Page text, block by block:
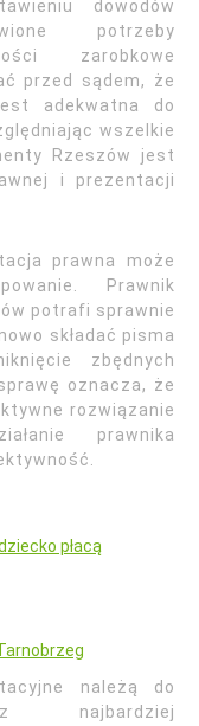
dowodów
potrzeby
zarobkowe
przed sądem, że
adekwatna do
wszelkie
Rzeszów jest
i prezentacji
prawna może
Prawnik
potrafi sprawnie
składać pisma
zbędnych
oznacza, że
rozwiązanie
prawnika
płacą
należą do
najbardziej